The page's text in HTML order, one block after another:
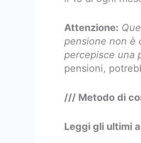
Attenzione:
pensione non è
percepisce una
pensioni,
/// Metodo di
Leggi gli ultimi